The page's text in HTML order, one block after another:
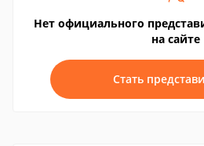
Нет официального
на сайте
Стать